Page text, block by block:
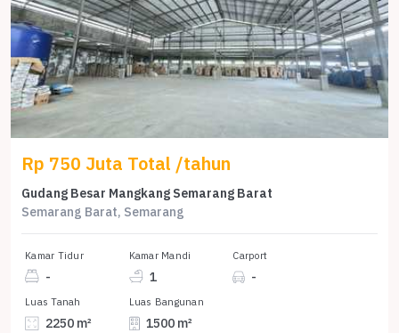
Rp 750 Juta Total /tahun
Gudang Besar Mangkang Semarang Barat
Semarang Barat, Semarang
Kamar Tidur
-
Kamar Mandi
1
Carport
-
Luas Tanah
2250 m²
Luas Bangunan
1500 m²